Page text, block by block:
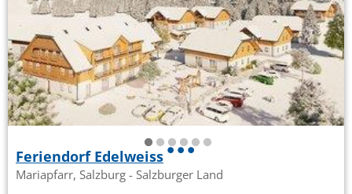
Feriendorf Edelweiss
Mariapfarr, Salzburg - Salzburger Land